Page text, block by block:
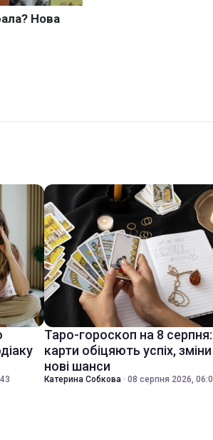
Таро-гороскоп на 8
карти обіцяють успіх,
нові шанси
Катерина Собкова · 08 серпня 2026,